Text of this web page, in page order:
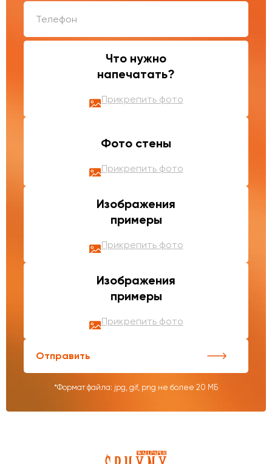
Что нужно
напечатать?
Прикрепить фото
Фото стены
Прикрепить фото
Изображения
примеры
Прикрепить фото
Изображения
примеры
Прикрепить фото
Отправить
*Формат файла: jpg, gif, png не более 20 МБ